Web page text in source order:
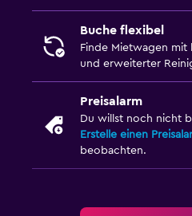
Buche flexibel
Finde Mietwagen
und erweiterter
Preisalarm
Du willst noch nicht
Erstelle einen
beobachten.